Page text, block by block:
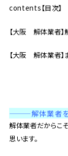
contents【目次】
【大阪 解体業者】
【大阪 解体業者】
———解体業
解体業者だからこ
思います。